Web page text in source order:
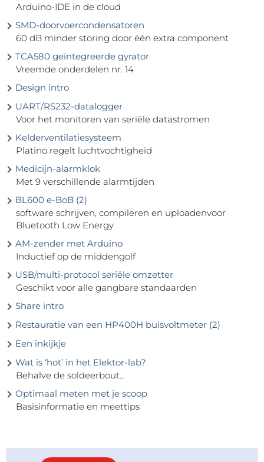
Arduino-IDE in de cloud
SMD-doorvoercondensatoren
60 dB minder storing door één extra component
TCA580 geïntegreerde gyrator
Vreemde onderdelen nr. 14
Design intro
UART/RS232-datalogger
Voor het monitoren van seriële datastromen
Kelderventilatiesysteem
Platino regelt luchtvochtigheid
Medicijn-alarmklok
Met 9 verschillende alarmtijden
BL600 e-BoB (2)
software schrijven, compileren en uploadenvoor
Bluetooth Low Energy
AM-zender met Arduino
Inductief op de middengolf
USB/multi-protocol seriële omzetter
Geschikt voor alle gangbare standaarden
Share intro
Restauratie van een HP400H buisvoltmeter (2)
Een inkijkje
Wat is ‘hot’ in het Elektor-lab?
Behalve de soldeerbout…
Optimaal meten met je scoop
Basisinformatie en meettips